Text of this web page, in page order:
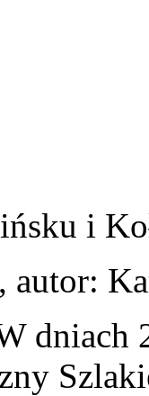
i
autor:
dniach